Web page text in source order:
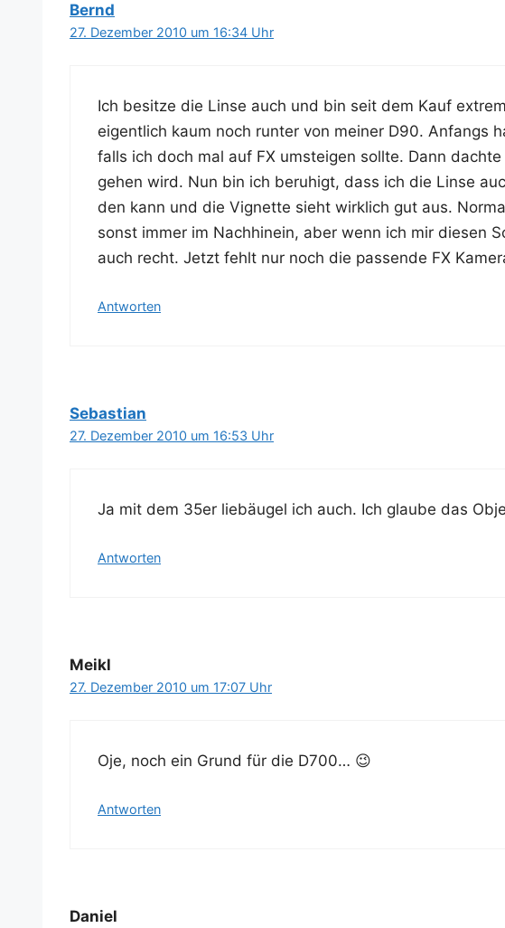
Bernd
27. Dezember 2010 um 16:34 Uhr
Ich besit­ze die Lin­se auch und bin seit dem Kauf
eigent­lich kaum noch run­ter von mei­ner D90. Anfangs
falls ich doch mal auf FX umstei­gen soll­te. Dann
gehen wird. Nun bin ich beru­higt, dass ich die Lin­se
den kann und die Vignet­te sieht wirk­lich gut aus.
sonst immer im Nach­hin­ein, aber wenn ich mir die­sen
auch recht. Jetzt fehlt nur noch die pas­sen­de FX
Antworten
Sebastian
27. Dezember 2010 um 16:53 Uhr
Ja mit dem 35er lieb­äu­gel ich auch. Ich glau­be das
Antworten
Meikl
27. Dezember 2010 um 17:07 Uhr
Oje, noch ein Grund für die D700… 😉
Antworten
Daniel